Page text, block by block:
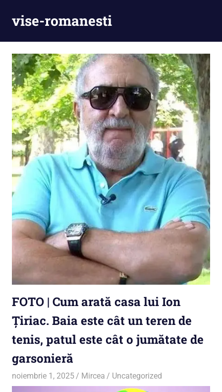
vise-romanesti
FOTO | Cum arată casa lui Ion
Țiriac. Baia este cât un teren de
tenis, patul este cât o jumătate de
garsonieră
noiembrie 1, 2025 Mircea Uncategorized